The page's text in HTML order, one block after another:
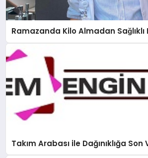
Ramazanda Kilo Almadan Sağlıklı
Takım Arabası ile Dağınıklığa Son